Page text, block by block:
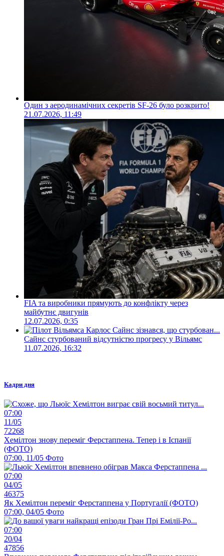
Один з аеродинамічних секретів SF-26 було розкрито!
21.07.2026, 11:49
FIA та виробники прямують до конфлікту через
майбутнє двигунів
12.07.2026, 0:35
Сайнс стурбований відсутністю прогресу у Вільямс
11.07.2026, 16:32
Кадри дня
07:00
11/05
72268
Хемілтон знову переміг Ферстаппена. Тепер і в Іспанії
(ФОТО)
07:00, 11/05 Фото
07:00
04/05
46375
Як Хемілтон переміг Ферстаппена у Португалії (ФОТО)
07:00, 04/05 Фото
07:00
20/04
47856